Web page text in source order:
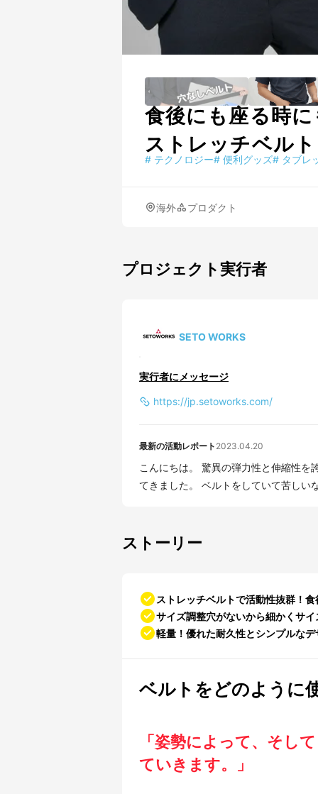
食後にも座る時
ストレッチベルト
# テクノロジー# 便利グッズ# タブレ
海外 プロダクト
プロジェクト実行者
SETO WORKS
実行者にメッセージ
https://jp.setoworks.com/
最新の活動レポート 2023.04.20
こんにちは。 驚異の弾力性と伸縮性を
てきました。 ベルトをしていて
ストーリー
ストレッチベルトで活動性抜群！
サイズ調整穴がないから細かくサ
軽量！優れた耐久性とシンプルな
ベルトをどのように
「姿勢によって、そし
ていきます。」